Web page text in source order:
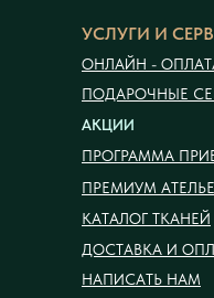
УСЛУГИ И
АКЦИИ
ОНЛАЙН -
ПОДАРОЧНЫЕ
ПРОГРАММА
ПРЕМИУМ
КАТАЛОГ ТКАНЕЙ
ДОСТАВКА И
НАПИСАТЬ НАМ